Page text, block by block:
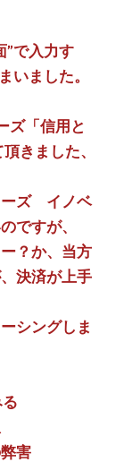
”で入力す
いました。
ズ「信用と
きました、
ーズ イノベ
ですが、
？か、当方
決済が上手
シングしま
害